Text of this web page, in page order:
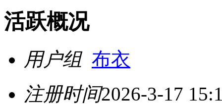
活跃概况
用户组 布衣
注册时间2026-3-17